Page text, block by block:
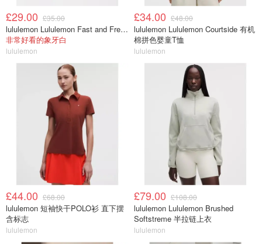
£29.00 £35.00
lululemon Lululemon Fast and Free 跑步腰包
非常好看的象牙白
lululemon
£34.00 £48.00
lululemon Lululemon Courtside 有机
棉拼色婴童T恤
lululemon
£44.00 £68.00
lululemon 短袖快干POLO衫 直下摆
含标志
lululemon
£79.00 £108.00
lululemon Lululemon Brushed
Softstreme 半拉链上衣
lululemon